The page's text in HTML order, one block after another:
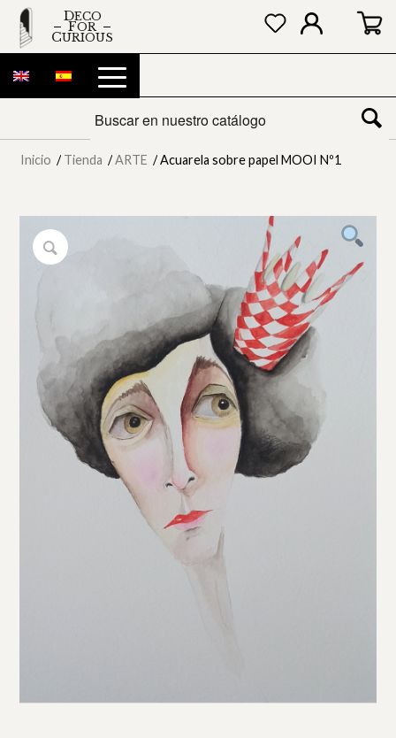
DECO
FOR
CURIOUS
Inicio / Tienda / ARTE / Acuarela sobre papel MOOI Nº1